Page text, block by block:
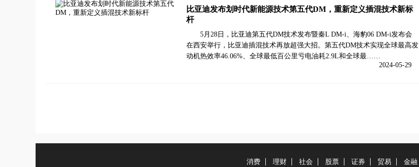
比亚迪发布划时代新能源技术第五代DM，重新定义插混技术新标
杆
5月28日，比亚迪第五代DM技术发布暨秦L DM-i、海豹06 DM-i发布会
在西安举行，比亚迪插混技术再放超强大招。第五代DM技术实现全球最高发
动机热效率46.06%、全球最低百公里亏电油耗2.9L和全球最……
2024-05-29
消费 理财 社会 股票 证券 贸易 金融